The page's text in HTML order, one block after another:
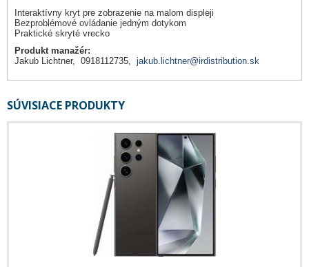
Interaktívny kryt pre zobrazenie na malom displeji
Bezproblémové ovládanie jedným dotykom
Praktické skryté vrecko
Produkt manažér:
Jakub Lichtner, 0918112735, jakub.lichtner@irdistribution.sk
SÚVISIACE PRODUKTY